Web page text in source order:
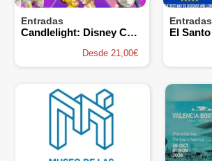
Entradas
Candlelight: Disney Canciones de Amor
Desde 21,00€
Entradas